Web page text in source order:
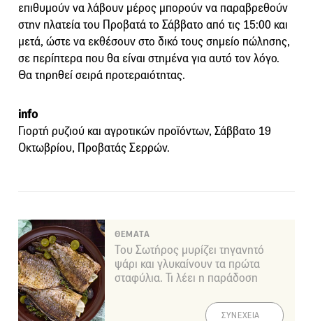
επιθυμούν να λάβουν μέρος μπορούν να παραβρεθούν
στην πλατεία του Προβατά το Σάββατο από τις 15:00 και
μετά, ώστε να εκθέσουν στο δικό τους σημείο πώλησης,
σε περίπτερα που θα είναι στημένα για αυτό τον λόγο.
Θα τηρηθεί σειρά προτεραιότητας.
info
Γιορτή ρυζιού και αγροτικών προϊόντων, Σάββατο 19
Οκτωβρίου, Προβατάς Σερρών.
ΘΕΜΑΤΑ
Του Σωτήρος μυρίζει τηγανητό
ψάρι και γλυκαίνουν τα πρώτα
σταφύλια. Τι λέει η παράδοση
ΣΥΝΕΧΕΙΑ